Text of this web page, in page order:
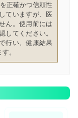
正確かつ信頼性
ていますが、医
ん。使用前には
してください。
行い、健康結果
。